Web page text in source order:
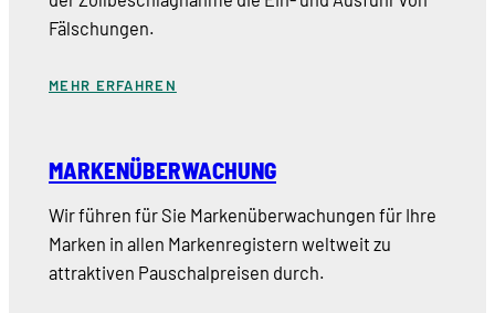
Fälschungen.
MEHR ERFAHREN
MARKENÜBERWACHUNG
Wir führen für Sie Markenüberwachungen für Ihre
Marken in allen Markenregistern weltweit zu
attraktiven Pauschalpreisen durch.